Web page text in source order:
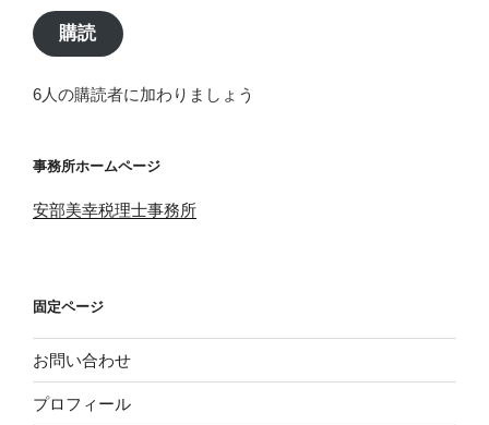
ア
ド
ス
購読
6人の購読者に加わりましょう
事務所ホームページ
安部美幸税理士事務所
固定ページ
お問い合わせ
プロフィール